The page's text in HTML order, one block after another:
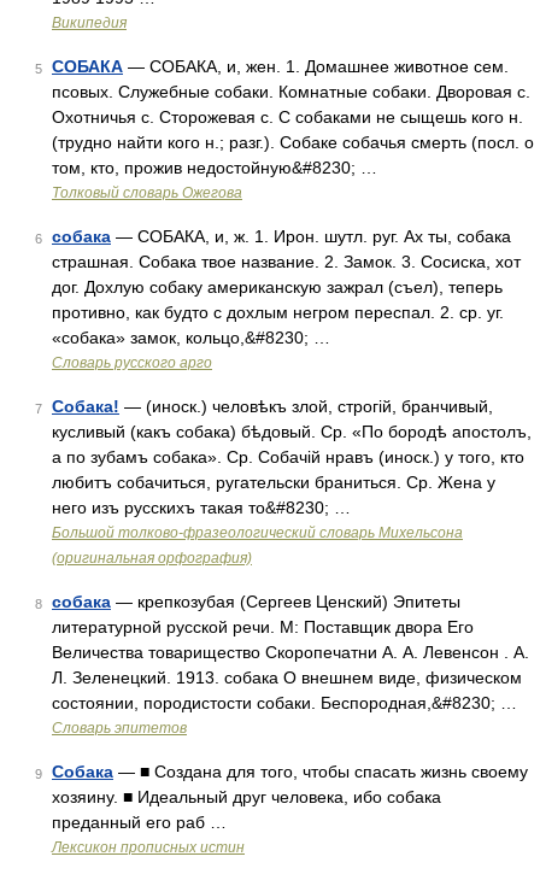
Википедия
5 СОБАКА — СОБАКА, и, жен. 1. Домашнее животное сем.
псовых. Служебные собаки. Комнатные собаки. Дворовая с.
Охотничья с. Сторожевая с. С собаками не сыщешь кого н.
(трудно найти кого н.; разг.). Собаке собачья смерть (посл. о
том, кто, прожив недостойную&#8230; …
Толковый словарь Ожегова
6 собака — СОБАКА, и, ж. 1. Ирон. шутл. руг. Ах ты, собака
страшная. Собака твое название. 2. Замок. 3. Сосиска, хот
дог. Дохлую собаку американскую зажрал (съел), теперь
противно, как будто с дохлым негром переспал. 2. ср. уг.
«собака» замок, кольцо,&#8230; …
Словарь русского арго
7 Собака! — (иноск.) человѣкъ злой, строгій, бранчивый,
кусливый (какъ собака) бѣдовый. Ср. «По бородѣ апостолъ,
а по зубамъ собака». Ср. Собачій нравъ (иноск.) у того, кто
любитъ собачиться, ругательски браниться. Ср. Жена у
него изъ русскихъ такая то&#8230; …
Большой толково-фразеологический словарь Михельсона
(оригинальная орфография)
8 собака — крепкозубая (Сергеев Ценский) Эпитеты
литературной русской речи. М: Поставщик двора Его
Величества товарищество Скоропечатни А. А. Левенсон . А.
Л. Зеленецкий. 1913. собака О внешнем виде, физическом
состоянии, породистости собаки. Беспородная,&#8230; …
Словарь эпитетов
9 Собака — ■ Создана для того, чтобы спасать жизнь своему
хозяину. ■ Идеальный друг человека, ибо собака
преданный его раб …
Лексикон прописных истин